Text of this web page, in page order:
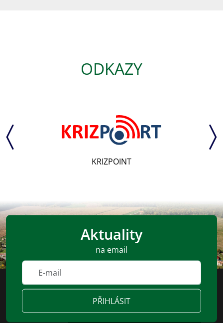
ODKAZY
KRIZPOINT
Aktuality
na email
PŘIHLÁSIT